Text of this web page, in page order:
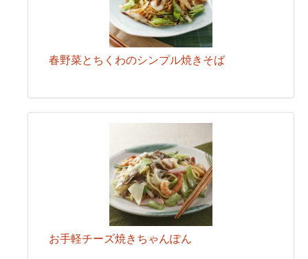
春野菜とちくわのシンプル焼きそば
お手軽チーズ焼きちゃんぽん